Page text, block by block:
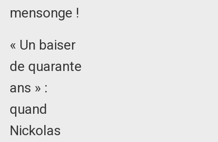
mensonge !
« Un baiser
de quarante
ans » :
quand
Nickolas